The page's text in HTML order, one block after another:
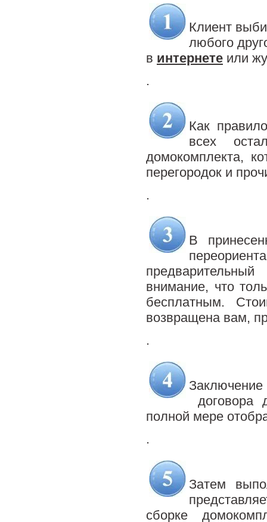
Клиент
любого
в интернете или
.
Как
всех
домокомплекта,
перегородок и
.
В
внимание, что
бесплатным.
возвращена вам,
.
Заключение
договора
полной мере
.
Затем
сборке